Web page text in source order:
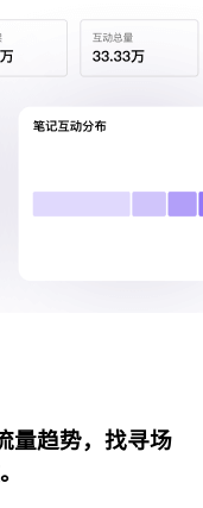
量趋势，找寻场